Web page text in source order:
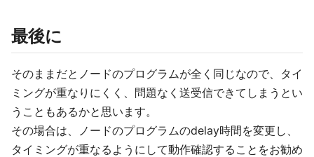
最後に
そのままだとノードのプログラムが全く同じなので、タイ
ミングが重なりにくく、問題なく送受信できてしまうとい
うこともあるかと思います。
その場合は、ノードのプログラムのdelay時間を変更し、
タイミングが重なるようにして動作確認することをお勧め